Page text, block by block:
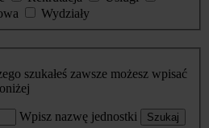
Wydziały
szukałeś zawsze możesz wpisać
Wpisz nazwę jednostki Szukaj